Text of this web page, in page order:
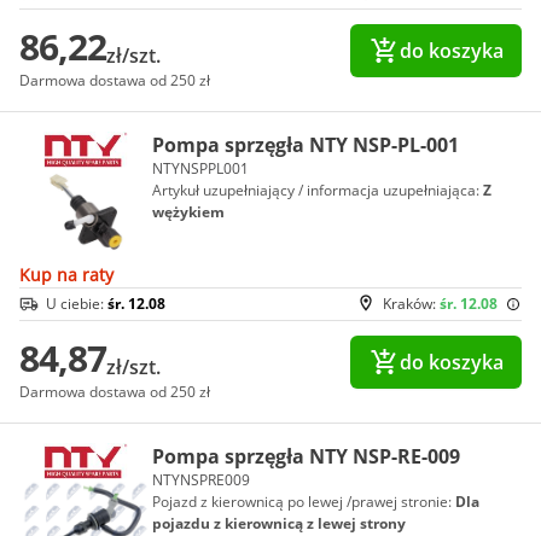
86,22zł/szt.
Darmowa dostawa od 250 zł
do koszyka
Pompa sprzęgła NTY NSP-PL-001
NTYNSPPL001
Artykuł uzupełniający / informacja uzupełniająca:Z
wężykiem
Kup na raty
Kraków:śr. 12.08
U ciebie:śr. 12.08
84,87zł/szt.
Darmowa dostawa od 250 zł
do koszyka
Pompa sprzęgła NTY NSP-RE-009
NTYNSPRE009
Pojazd z kierownicą po lewej /prawej stronie: Dla
pojazdu z kierownicą z lewej strony